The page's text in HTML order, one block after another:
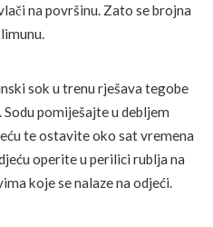
na površinu. Zato se brojna
sok u trenu rješava tegobe
pomiješajte u debljem
te ostavite oko sat vremena
operite u perilici rublja na
koje se nalaze na odjeći.